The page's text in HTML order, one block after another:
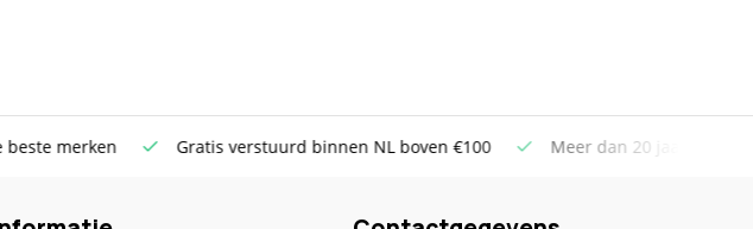
Gratis verstuurd binnen NL boven €100 Meer dan 20 jaar Telecom